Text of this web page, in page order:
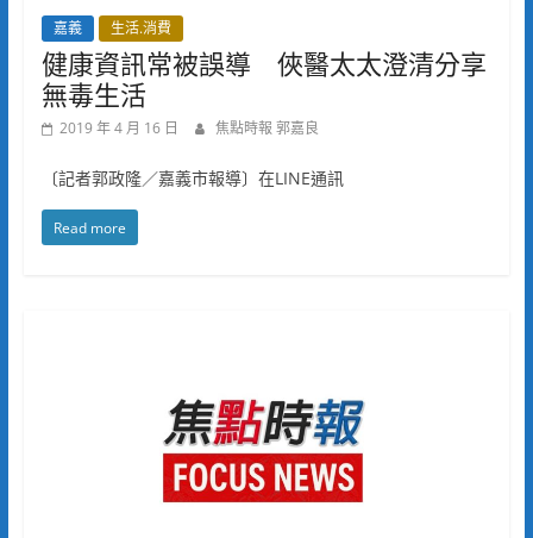
嘉義 生活.消費
健康資訊常被誤導 俠醫太太澄清分享
無毒生活
2019 年 4 月 16 日 焦點時報 郭嘉良
〔記者郭政隆／嘉義市報導〕在LINE通訊
Read more